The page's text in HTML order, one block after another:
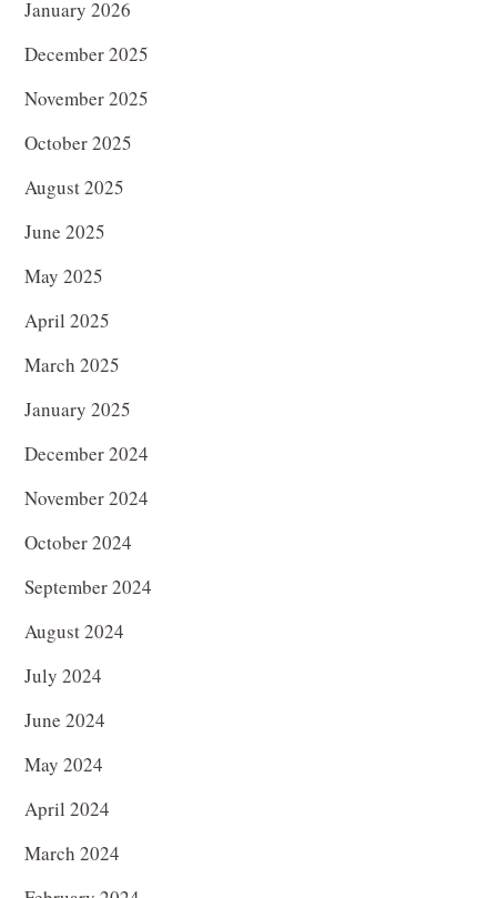
January 2026
December 2025
November 2025
October 2025
August 2025
June 2025
May 2025
April 2025
March 2025
January 2025
December 2024
November 2024
October 2024
September 2024
August 2024
July 2024
June 2024
May 2024
April 2024
March 2024